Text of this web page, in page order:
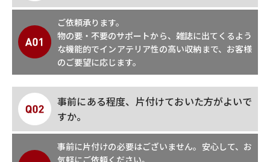
ご依頼承ります。
物の要・不要のサポートから、雑誌に出てくるよう
な機能的でインアテリア性の高い収納まで、お客様
のご要望に応じます。
事前にある程度、片付けておいた方がよいで
すか。
事前に片付けの必要はございません。安心して、お